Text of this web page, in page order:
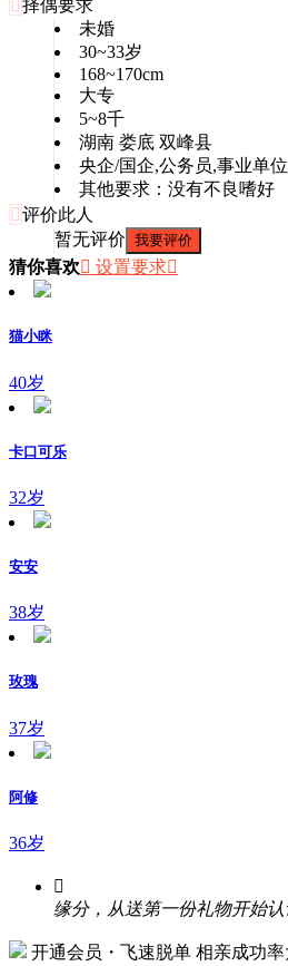
 择偶要求
未婚
30~33岁
168~170cm
大专
5~8千
湖南 娄底 双峰县
央企/国企,公务员,事业单
其他要求：没有不良嗜好
 评价此人
暂无评价 我要评价
猜你喜欢 设置要求
猫小眯
40岁
卡口可乐
32岁
安安
38岁
玫瑰
37岁
阿修
36岁

缘分，从送第一份礼物开始认
开通会员・飞速脱单 相亲成功